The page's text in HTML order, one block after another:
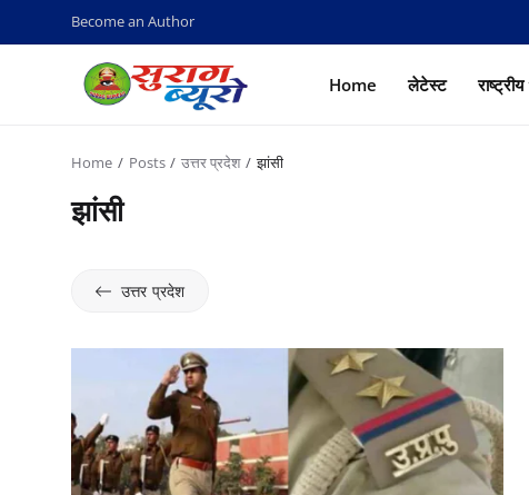
Become an Author
Home लेटेस्ट राष्ट्रीय
Home Posts उत्तर प्रदेश झांसी
झांसी
उत्तर प्रदेश